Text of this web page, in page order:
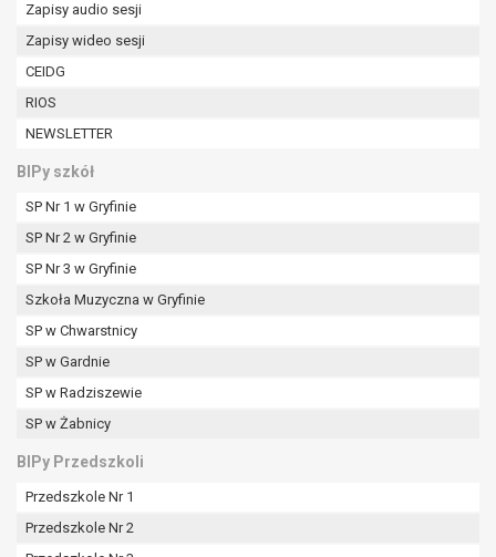
Zapisy audio sesji
Zapisy wideo sesji
CEIDG
RIOS
NEWSLETTER
BIPy szkół
SP Nr 1 w Gryfinie
SP Nr 2 w Gryfinie
SP Nr 3 w Gryfinie
Szkoła Muzyczna w Gryfinie
SP w Chwarstnicy
SP w Gardnie
SP w Radziszewie
SP w Żabnicy
BIPy Przedszkoli
Przedszkole Nr 1
Przedszkole Nr 2